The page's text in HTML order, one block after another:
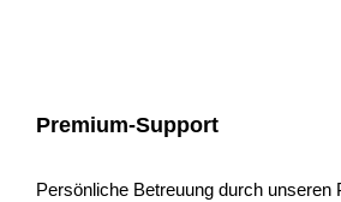
Premium-Support
Persönliche Betreuung durch unseren